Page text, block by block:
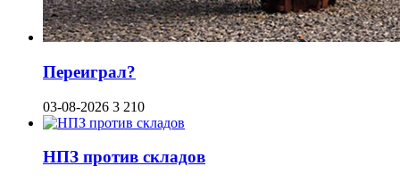
Переиграл?
03-08-2026 3 210
НПЗ против складов